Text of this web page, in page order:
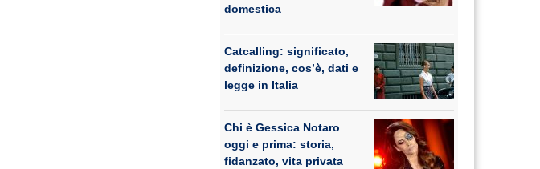
domestica
Catcalling: significato,
definizione, cos’è, dati e
legge in Italia
Chi è Gessica Notaro
oggi e prima: storia,
fidanzato, vita privata